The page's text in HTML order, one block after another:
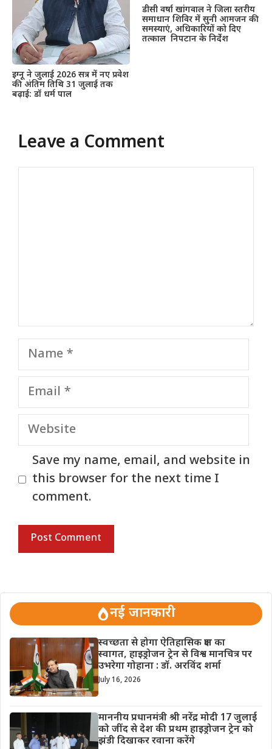
इग्नू ने जुलाई 2026 सत्र में नए प्रवेश
की अंतिम तिथि 31 जुलाई तक
बढ़ाई: डॉ धर्म पाल
डीसी वर्षा खांगवाल ने जिला स्तरीय
समाधान शिविर में सुनी आमजन की
समस्याएं, अधिकारियों को दिए
तत्काल निपटान के निर्देश
Leave a Comment
Name
Email
Website
Save my name, email, and website in
this browser for the next time I
comment.
नई जानकारी
स्वच्छता से होगा ऐतिहासिक क्षण का
स्वागत, हाइड्रोजन ट्रेन से विश्व मानचित्र पर
उभरेगा गोहाना : डॉ. अरविंद शर्मा
July 16, 2026
माननीय प्रधानमंत्री श्री नरेंद्र मोदी 17 जुलाई
को जींद से देश की प्रथम हाइड्रोजन ट्रेन को
झंडी दिखाकर रवाना करेंगे